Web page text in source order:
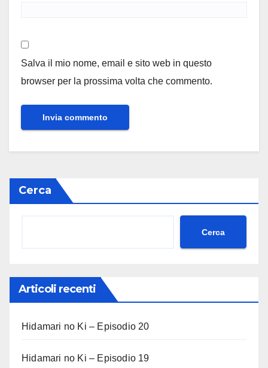
Salva il mio nome, email e sito web in questo
browser per la prossima volta che commento.
Cerca
Cerca
Articoli recenti
Hidamari no Ki – Episodio 20
Hidamari no Ki – Episodio 19